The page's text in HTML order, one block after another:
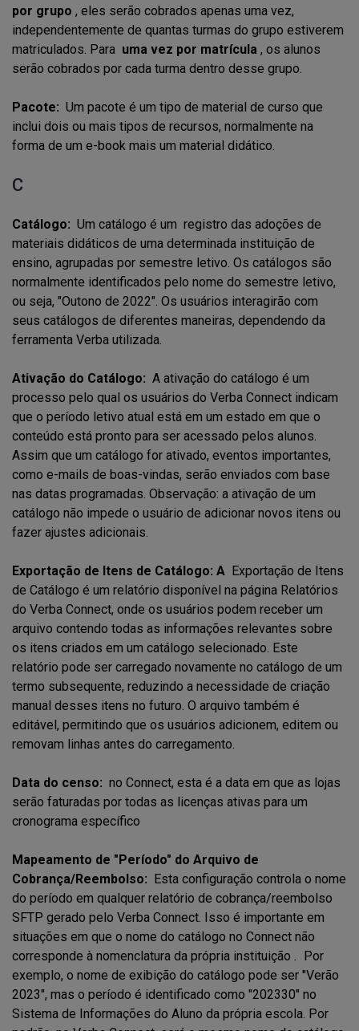
por grupo , eles serão cobrados apenas uma vez,
independentemente de quantas turmas do grupo estiverem
matriculados. Para uma vez por matrícula , os alunos
serão cobrados por cada turma dentro desse grupo.
Pacote: Um pacote é um tipo de material de curso que
inclui dois ou mais tipos de recursos, normalmente na
forma de um e-book mais um material didático.
C
Catálogo: Um catálogo é um registro das adoções de
materiais didáticos de uma determinada instituição de
ensino, agrupadas por semestre letivo. Os catálogos são
normalmente identificados pelo nome do semestre letivo,
ou seja, "Outono de 2022". Os usuários interagirão com
seus catálogos de diferentes maneiras, dependendo da
ferramenta Verba utilizada.
Ativação do Catálogo: A ativação do catálogo é um
processo pelo qual os usuários do Verba Connect indicam
que o período letivo atual está em um estado em que o
conteúdo está pronto para ser acessado pelos alunos.
Assim que um catálogo for ativado, eventos importantes,
como e-mails de boas-vindas, serão enviados com base
nas datas programadas. Observação: a ativação de um
catálogo não impede o usuário de adicionar novos itens ou
fazer ajustes adicionais.
Exportação de Itens de Catálogo: A Exportação de Itens
de Catálogo é um relatório disponível na página Relatórios
do Verba Connect, onde os usuários podem receber um
arquivo contendo todas as informações relevantes sobre
os itens criados em um catálogo selecionado. Este
relatório pode ser carregado novamente no catálogo de um
termo subsequente, reduzindo a necessidade de criação
manual desses itens no futuro. O arquivo também é
editável, permitindo que os usuários adicionem, editem ou
removam linhas antes do carregamento.
Data do censo: no Connect, esta é a data em que as lojas
serão faturadas por todas as licenças ativas para um
cronograma específico
Mapeamento de "Período" do Arquivo de
Cobrança/Reembolso: Esta configuração controla o nome
do período em qualquer relatório de cobrança/reembolso
SFTP gerado pelo Verba Connect. Isso é importante em
situações em que o nome do catálogo no Connect não
corresponde à nomenclatura da própria instituição . Por
exemplo, o nome de exibição do catálogo pode ser "Verão
2023", mas o período é identificado como "202330" no
Sistema de Informações do Aluno da própria escola. Por